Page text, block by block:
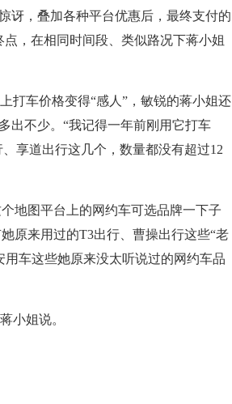
讶，叠加各种平台优惠后，最终支付的
，在相同时间段、类似路况下蒋小姐
车价格变得“感人”，敏锐的蒋小姐还
出不少。“我记得一年前刚用它打车
享道出行这几个，数量都没有超过12
图平台上的网约车可选品牌一下子
原来用过的T3出行、曹操出行这些“老
车这些她原来没太听说过的网约车品
小姐说。